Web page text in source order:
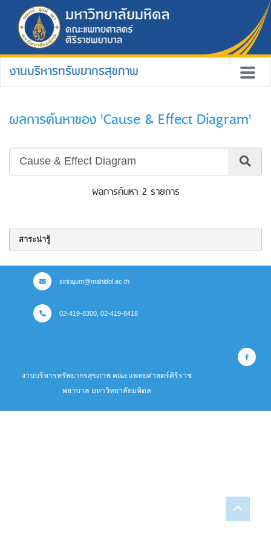
งานบริหารทรัพยากรสุขภาพ
ผลการค้นหาของ 'Cause & Effect Diagram'
ผลการค้นหา 2 รายการ
สาระน่ารู้
sirirajum@mahidol.ac.th
02-419-8300, 02-419-8418
งานบริหารทรัพยากรสุขภาพ คณะแพทยศาสตร์ศิริราช
พยาบาล มหาวิทยาลัยมหิดล